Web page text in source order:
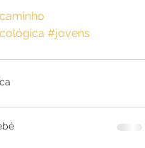
#jovens